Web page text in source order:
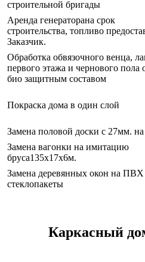
строительной бригады
Аренда генераторана срок
строительства, топливо
Заказчик.
Обработка обвязочного венца,
первого этажа и чернового пола
био защитным составом
Покраска дома в один слой
Замена половой доски с 27мм.
Замена вагонки на имитацию
бруса135х17х6м.
Замена деревянных окон на ПВХ
стеклопакеты
Каркасный